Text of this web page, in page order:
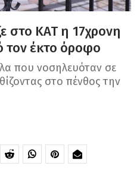
στο ΚΑΤ η 17χρονη
τον έκτο όροφο
που νοσηλευόταν σε
στο πένθος την